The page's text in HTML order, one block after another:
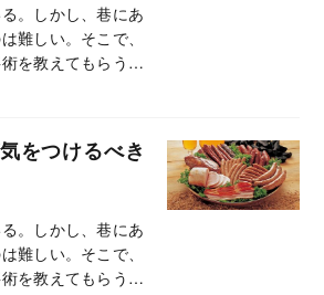
。しかし、巷にあ
難しい。そこで、
を教えてもらう。
をつけるべき
。しかし、巷にあ
難しい。そこで、
を教えてもらう。